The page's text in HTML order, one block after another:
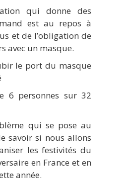
qui donne des
est au repos à
et de l’obligation de
avec un masque.
le port du masque
6 personnes sur 32
qui se pose au
savoir si nous allons
les festivités du
en France et en
année.